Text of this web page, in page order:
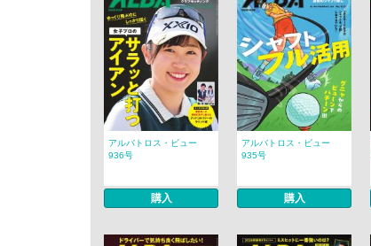
アルバトロス・ビュー
936号
購入
アルバトロス・ビュー
935号
購入